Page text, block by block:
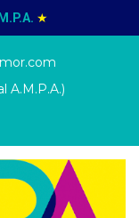
★
A.M.P.A.)